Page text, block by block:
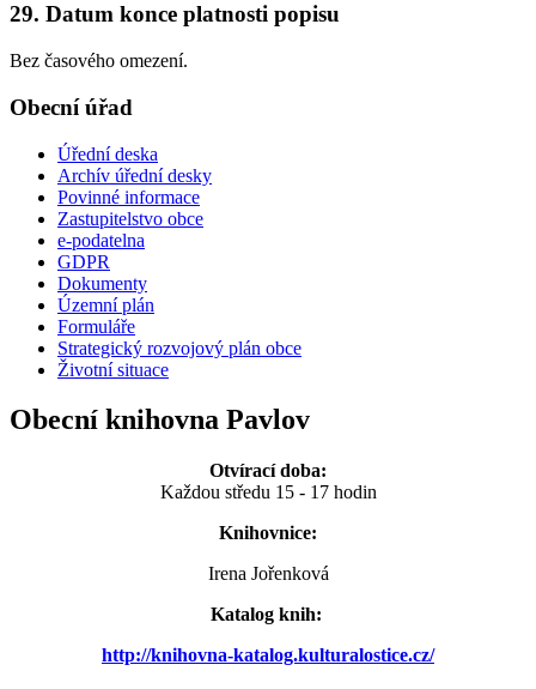
29. Datum konce platnosti popisu
Bez časového omezení.
Obecní úřad
Úřední deska
Archív úřední desky
Povinné informace
Zastupitelstvo obce
e-podatelna
GDPR
Dokumenty
Územní plán
Formuláře
Strategický rozvojový plán obce
Životní situace
Obecní knihovna Pavlov
Otvírací doba:
Každou středu 15 - 17 hodin
Knihovnice:
Irena Jořenková
Katalog knih:
http://knihovna-katalog.kulturalostice.cz/